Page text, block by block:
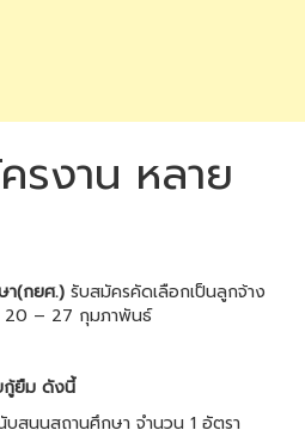
รงาน หลาย
า(กยศ.) รับสมัครคัดเลือกเป็นลูกจ้าง
– 27 กุมภาพันธ์
กู้ยืม ดังนี้
นับสนุนสถานศึกษา จำนวน 1 อัตรา